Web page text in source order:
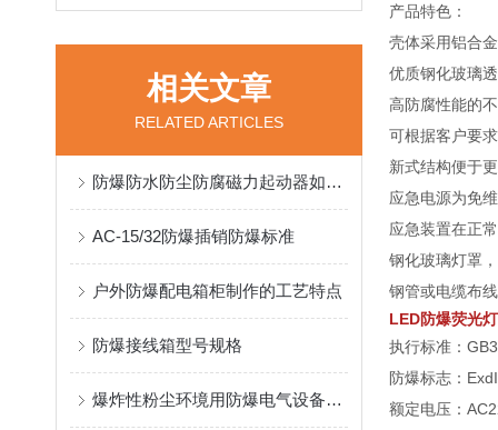
相关文章
RELATED ARTICLES
防爆防水防尘防腐磁力起动器如何接线
AC-15/32防爆插销防爆标准
户外防爆配电箱柜制作的工艺特点
防爆接线箱型号规格
爆炸性粉尘环境用防爆电气设备粉尘防爆电气设备
产品特色：
壳体采用铝合
优质钢化玻璃
高防腐性能的
可根据客户要
新式结构便于
应急电源为免
应急装置在正
钢化玻璃灯罩
钢管或电缆布
LED防爆荧光灯
执行标准：
防爆标志：
额定电压：